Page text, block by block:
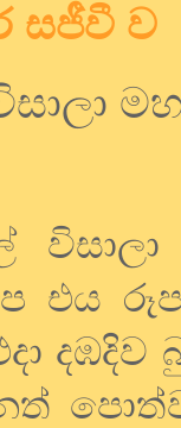
සජීවී ව
එය
දඹදිව